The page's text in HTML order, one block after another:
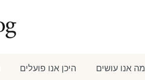
מה אנו עושים היכן אנו פועלים